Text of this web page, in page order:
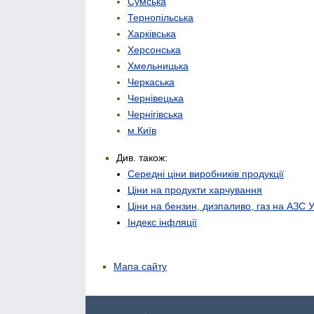
Тернопільська
Харківська
Херсонська
Хмельницька
Черкаська
Чернівецька
Чернігівська
м.Київ
Див. також:
Середні ціни виробників продукції
Ціни на продукти харчування
Ціни на бензин, дизпаливо, газ на АЗС
Індекс інфляції
Мапа сайту